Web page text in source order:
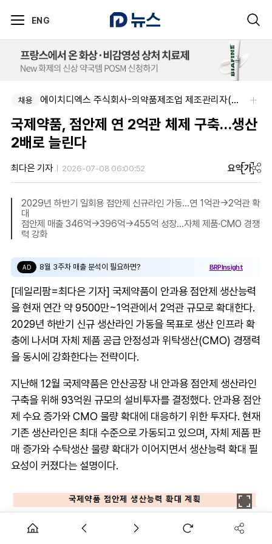
ENG
채용 에이치디엑스 주식회사-의약품제조업 제조관리자(약사) 채용
국제약품, 점안제 연 2억관 체제 구축…생산
2배로 늘린다
최다은 기자 2026-07-08 06:00:52 요약가
2029년 하반기 일회용 점안제 신규라인 가동…연 1억관→2억관 확
대
점안제 매출 346억→396억→455억 성장…자체 제품·CMO 경쟁
력 강화
AD 8월 3주차 매출 분석이 필요하면? BRPInsight
[데일리팜=최다은 기자] 국제약품이 안과용 점안제 생산능력
을 현재 연간 약 9500만~1억관에서 2억관 규모로 확대한다.
2029년 하반기 신규 생산라인 가동을 목표로 생산 인프라 확
충에 나서며 자체 제품 공급 안정성과 위탁생산(CMO) 경쟁력
을 동시에 강화한다는 전략이다.
지난해 12월 국제약품은 안산공장 내 안과용 점안제 생산라인
구축을 위해 93억원 규모의 설비투자를 결정했다. 안과용 점안
제 수요 증가와 CMO 물량 확대에 대응하기 위한 투자다. 현재
기존 생산라인은 최대 수준으로 가동되고 있으며, 자체 제품 판
매 증가와 수탁생산 물량 확대가 이어지면서 생산능력 확대 필
요성이 커졌다는 설명이다.